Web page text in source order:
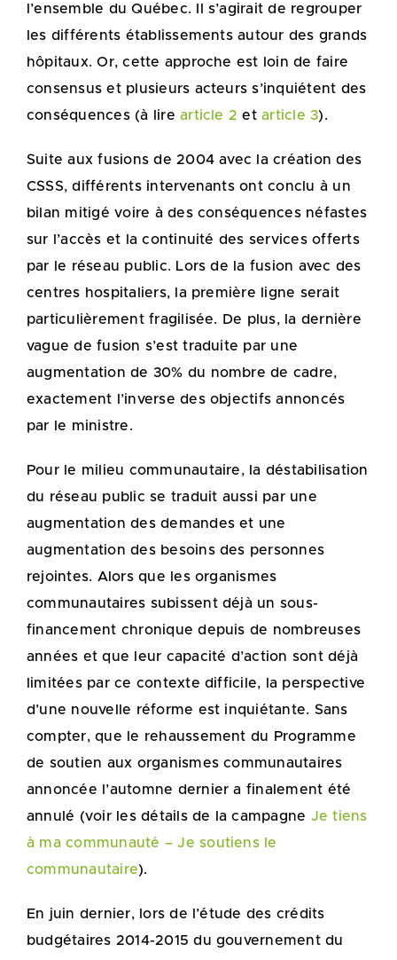
l’ensemble du Québec. Il s’agirait de regrouper
les différents établissements autour des grands
hôpitaux. Or, cette approche est loin de faire
consensus et plusieurs acteurs s’inquiétent des
conséquences (à lirearticle 2 etarticle 3).
Suite aux fusions de 2004 avec la création des
CSSS, différents intervenants ont conclu à un
bilan mitigé voire à des conséquences néfastes
sur l’accès et la continuité des services offerts
par le réseau public. Lors de la fusion avec des
centres hospitaliers, la première ligne serait
particulièrement fragilisée. De plus, la dernière
vague de fusion s’est traduite par une
augmentation de 30% du nombre de cadre,
exactement l’inverse des objectifs annoncés
par le ministre.
Pour le milieu communautaire, la déstabilisation
du réseau public se traduit aussi par une
augmentation des demandes et une
augmentation des besoins des personnes
rejointes. Alors que les organismes
communautaires subissent déjà un sous-
financement chronique depuis de nombreuses
années et que leur capacité d’action sont déjà
limitées par ce contexte difficile, la perspective
d’une nouvelle réforme est inquiétante. Sans
compter, que le rehaussement du Programme
de soutien aux organismes communautaires
annoncée l’automne dernier a finalement été
annulé (voir les détails de la campagne Je tiens
à ma communauté – Je soutiens le
communautaire).
En juin dernier, lors de l’étude des crédits
budgétaires 2014-2015 du gouvernement du